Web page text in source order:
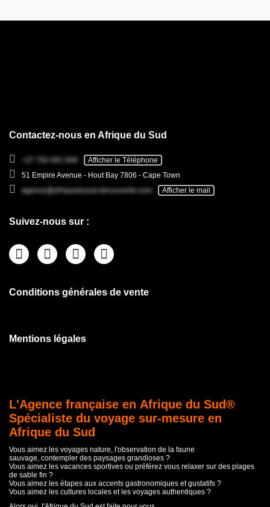
Contactez-nous en Afrique du Sud
+27 782 681 846
Afficher le Téléphone
51 Empire Avenue - Hout Bay 7806 - Cape Town
agence@afriquedusud-decouverte.com
Afficher le mail
Suivez-nous sur :
Conditions générales de vente
Mentions légales
L'Agence française en Afrique du Sud®
Spécialiste du voyage sur-mesure en
Afrique du Sud
Vous aimez les voyages nature, l'observation de la faune
sauvage, contempler des paysages grandioses ?
Vous aimez les vacances sportives ou préférez vous relaxer sur des plages
de sable fin ?
Vous aimez les étapes aux accents gastronomiques et gustatifs ?
Vous aimez les cultures locales et les voyages authentiques ?